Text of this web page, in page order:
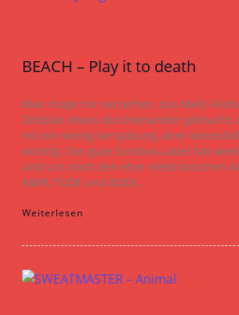
BEACH – Play it to death
Man möge mir verzeihen, das Melt!-
Zeitplan etwas durcheinander gebracht,
mit ein wenig Verspätung, aber
wichtig. Das gute Sinnbus-Label hat
und uns nach den eher elektronischen
AMPL:TUDE und BODI…
Weiterlesen